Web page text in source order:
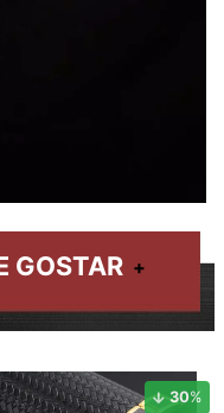
GOSTAR
30%